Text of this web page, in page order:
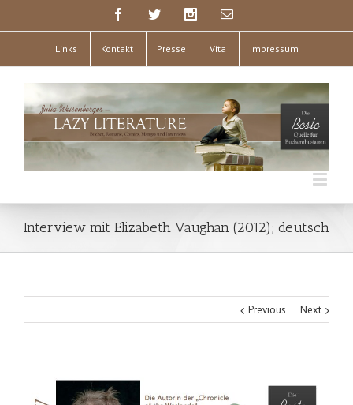
Links Kontakt Presse Vita Impressum
Interview mit Elizabeth Vaughan (2012); deutsch
Previous Next